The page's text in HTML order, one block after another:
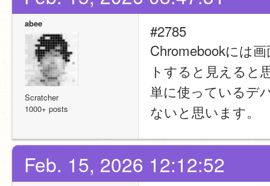
abee
Scratcher
1000+ posts
#2785
Chromebookには
トすると見えると
単に使っているデ
ないと思います。
Feb. 15, 2026 12:12:52